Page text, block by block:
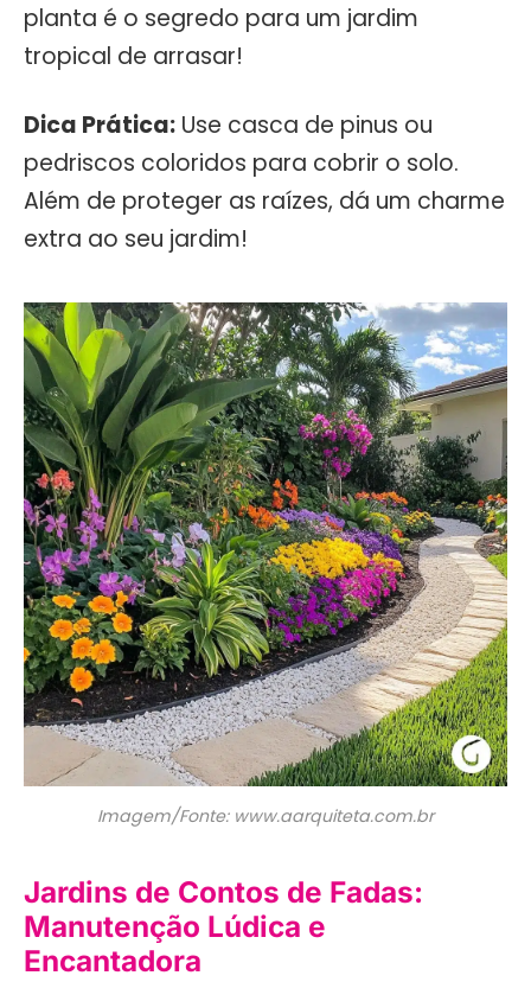
planta é o segredo para um jardim
tropical de arrasar!
Dica Prática: Use casca de pinus ou
pedriscos coloridos para cobrir o solo.
Além de proteger as raízes, dá um charme
extra ao seu jardim!
Imagem/Fonte: www.aarquiteta.com.br
Jardins de Contos de Fadas:
Manutenção Lúdica e
Encantadora